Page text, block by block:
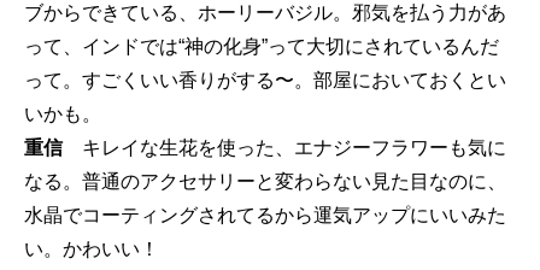
ブからできている、ホーリーバジル。邪気を払う力があ
って、インドでは“神の化身”って大切にされているんだ
って。すごくいい香りがする〜。部屋においておくとい
いかも。
重信キレイな生花を使った、エナジーフラワーも気に
なる。普通のアクセサリーと変わらない見た目なのに、
水晶でコーティングされてるから運気アップにいいみた
い。かわいい！